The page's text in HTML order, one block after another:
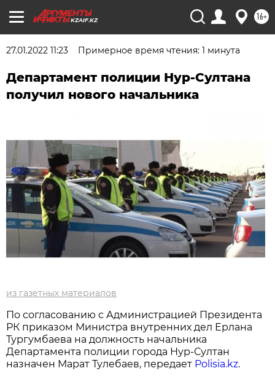
KZAIF.KZ 16+
27.01.2022 11:23 Примерное время чтения: 1 минута
Департамент полиции Нур-Султана
получил нового начальника
из газетных материалов
По согласованию с Администрацией Президента
РК приказом Министра внутренних дел Ерлана
Тургумбаева на должность начальника
Департамента полиции города Нур-Султан
назначен Марат Тулебаев, передает Polisia.kz.